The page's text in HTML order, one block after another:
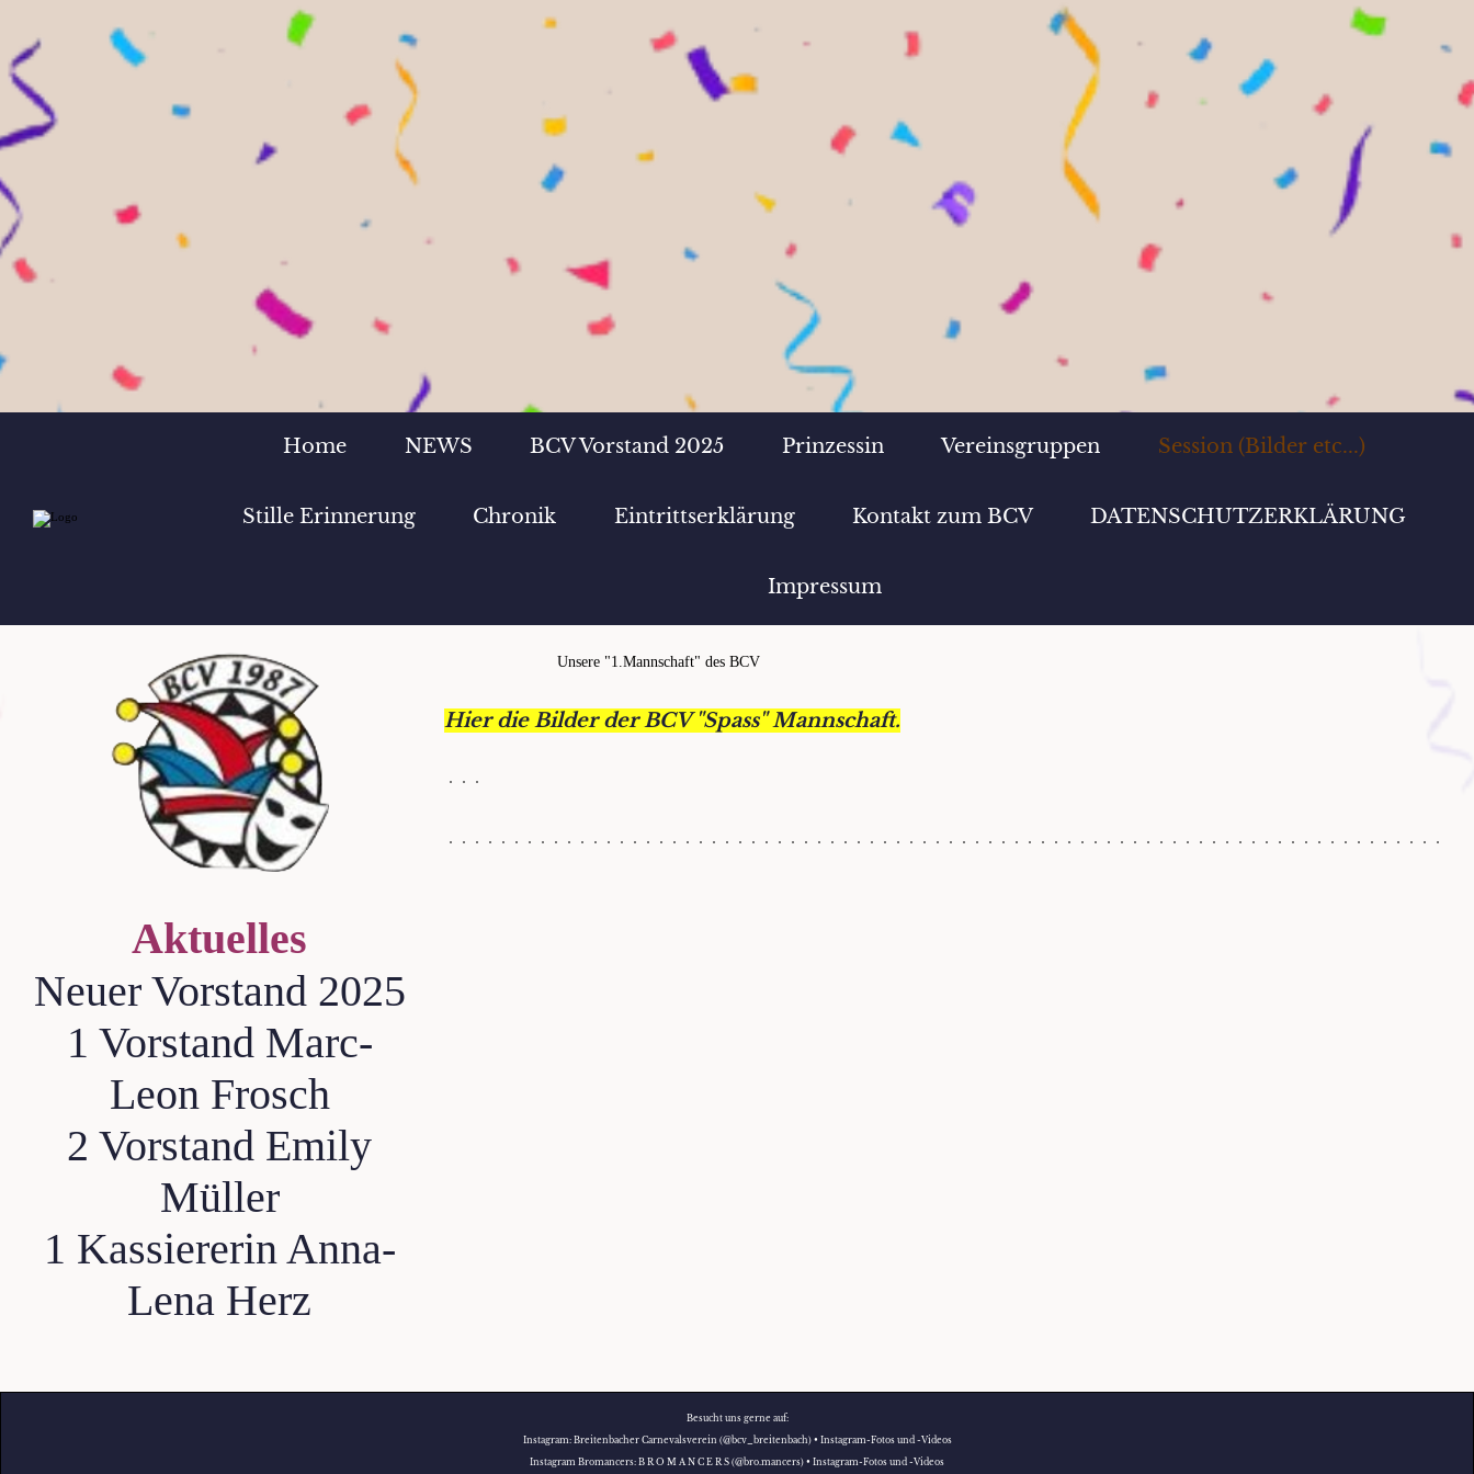
Home NEWS BCV Vorstand 2025 Prinzessin Vereinsgruppen Session (Bilder etc...)
Stille Erinnerung Chronik Eintrittserklärung Kontakt zum BCV DATENSCHUTZERKLÄRUNG
Impressum
Aktuelles
Neuer Vorstand 2025
1 Vorstand Marc-
Leon Frosch
2 Vorstand Emily
Müller
1 Kassiererin Anna-
Lena Herz
Unsere "1.Mannschaft" des BCV
Hier die Bilder der BCV "Spass" Mannschaft.
Besucht uns gerne auf:
Instagram: Breitenbacher Carnevalsverein (@bcv_breitenbach) • Instagram-Fotos und -Videos
Instagram Bromancers: B R O M A N C E R S (@bro.mancers) • Instagram-Fotos und -Videos